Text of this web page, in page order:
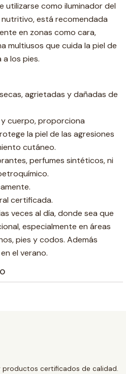
utilizarse como iluminador del
está recomendada
en zonas como cara,
multiusos que cuida la piel de
los pies.
agrietadas y dañadas de
cuerpo, proporciona
la piel de las agresiones
cutáneo.
perfumes sintéticos, ni
certificada.
veces al día, donde sea que
especialmente en áreas
pies y codos. Además
el verano.
productos certificados de calidad.